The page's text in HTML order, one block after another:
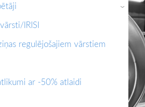
›
IRISI
regulējošajiem vārstiem
ar -50% atlaidi